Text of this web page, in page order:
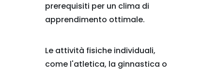
prerequisiti per un clima di
apprendimento ottimale.
Le attività fisiche individuali,
come l'atletica, la ginnastica o